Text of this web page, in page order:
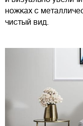
ножках с
чистый вид.